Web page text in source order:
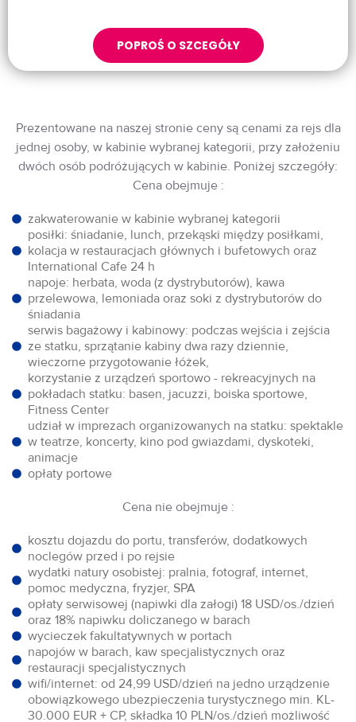
POPROŚ O SZCEGÓŁY
Prezentowane na naszej stronie ceny są cenami za rejs dla
jednej osoby, w kabinie wybranej kategorii, przy założeniu
dwóch osób podróżujących w kabinie. Poniżej szczegóły:
Cena obejmuje :
zakwaterowanie w kabinie wybranej kategorii
posiłki: śniadanie, lunch, przekąski między posiłkami,
kolacja w restauracjach głównych i bufetowych oraz
International Cafe 24 h
napoje: herbata, woda (z dystrybutorów), kawa
przelewowa, lemoniada oraz soki z dystrybutorów do
śniadania
serwis bagażowy i kabinowy: podczas wejścia i zejścia
ze statku, sprzątanie kabiny dwa razy dziennie,
wieczorne przygotowanie łóżek,
korzystanie z urządzeń sportowo - rekreacyjnych na
pokładach statku: basen, jacuzzi, boiska sportowe,
Fitness Center
udział w imprezach organizowanych na statku: spektakle
w teatrze, koncerty, kino pod gwiazdami, dyskoteki,
animacje
opłaty portowe
Cena nie obejmuje :
kosztu dojazdu do portu, transferów, dodatkowych
noclegów przed i po rejsie
wydatki natury osobistej: pralnia, fotograf, internet,
pomoc medyczna, fryzjer, SPA
opłaty serwisowej (napiwki dla załogi) 18 USD/os./dzień
oraz 18% napiwku doliczanego w barach
wycieczek fakultatywnych w portach
napojów w barach, kaw specjalistycznych oraz
restauracji specjalistycznych
wifi/internet: od 24,99 USD/dzień na jedno urządzenie
obowiązkowego ubezpieczenia turystycznego min. KL-
30.000 EUR + CP, składka 10 PLN/os./dzień możliwość